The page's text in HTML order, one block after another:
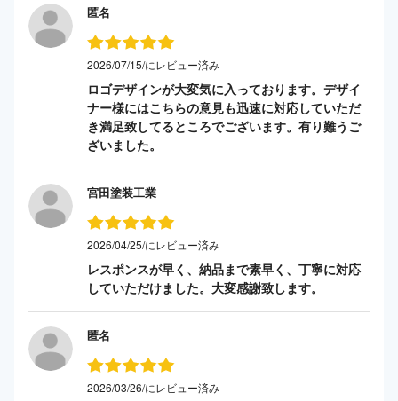
匿名
2026/07/15/にレビュー済み
ロゴデザインが大変気に入っております。デザイ
ナー様にはこちらの意見も迅速に対応していただ
き満足致してるところでございます。有り難うご
ざいました。
宮田塗装工業
2026/04/25/にレビュー済み
レスポンスが早く、納品まで素早く、丁寧に対応
していただけました。大変感謝致します。
匿名
2026/03/26/にレビュー済み